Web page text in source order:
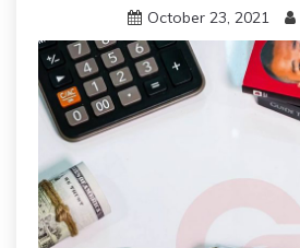
October 23, 2021